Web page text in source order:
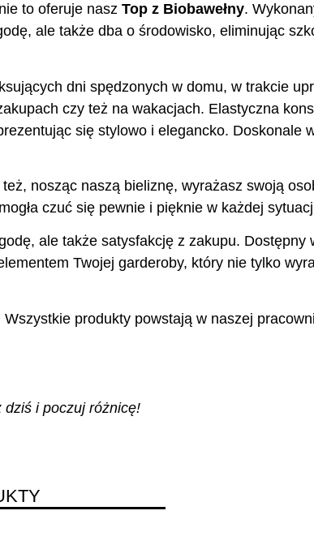
to oferuje nasz Top z Biobawełny.
ale także dba o środowisko, eliminując
dni spędzonych w domu, w trakcie
czy też na wakacjach. Elastyczna
się stylowo i elegancko. Doskonale
nosząc naszą bieliznę, wyrażasz swoją
czuć się pewnie i pięknie w każdej
ale także satysfakcję z zakupu. Dostępny
Twojej garderoby, który nie tylko
Wszystkie produkty powstają w naszej
dziś i poczuj różnicę!